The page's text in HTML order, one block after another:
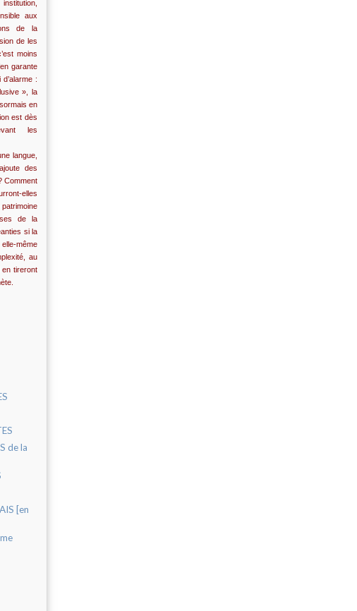
aux
de la
de les
moins
garante
:
», la
en
est dès
les
langue,
des
Comment
elles
de la
si la
même
au
en tireront
de la
[en